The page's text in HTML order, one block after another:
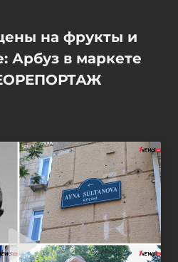
на фрукты и
Арбуз в маркете